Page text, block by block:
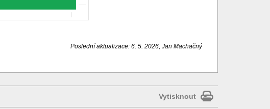
Poslední aktualizace: 6. 5. 2026, Jan Machačný
Vytisknout